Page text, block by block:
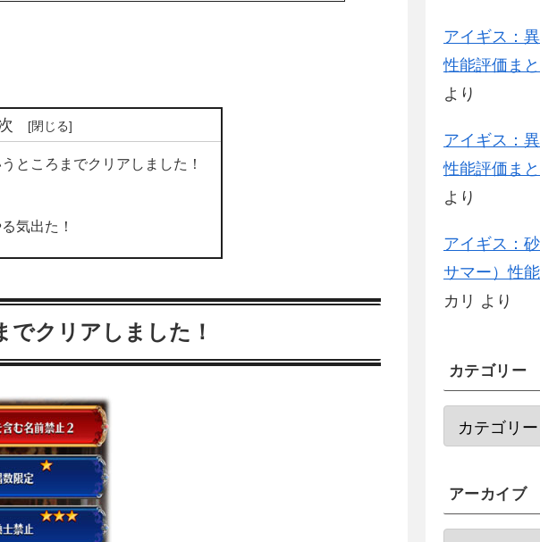
ところまでクリアしました！
気出た！
クリアしました！
アイギス：
性能評価ま
より
アイギス：
性能評価ま
より
アイギス：
サマー）性
カリ より
カテゴリー
アーカイブ